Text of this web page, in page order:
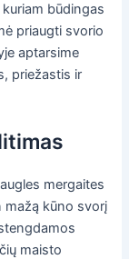
būdingas
priaugti svorio
aptarsime
priežastis ir
mergaites
mažą kūno svorį
maisto